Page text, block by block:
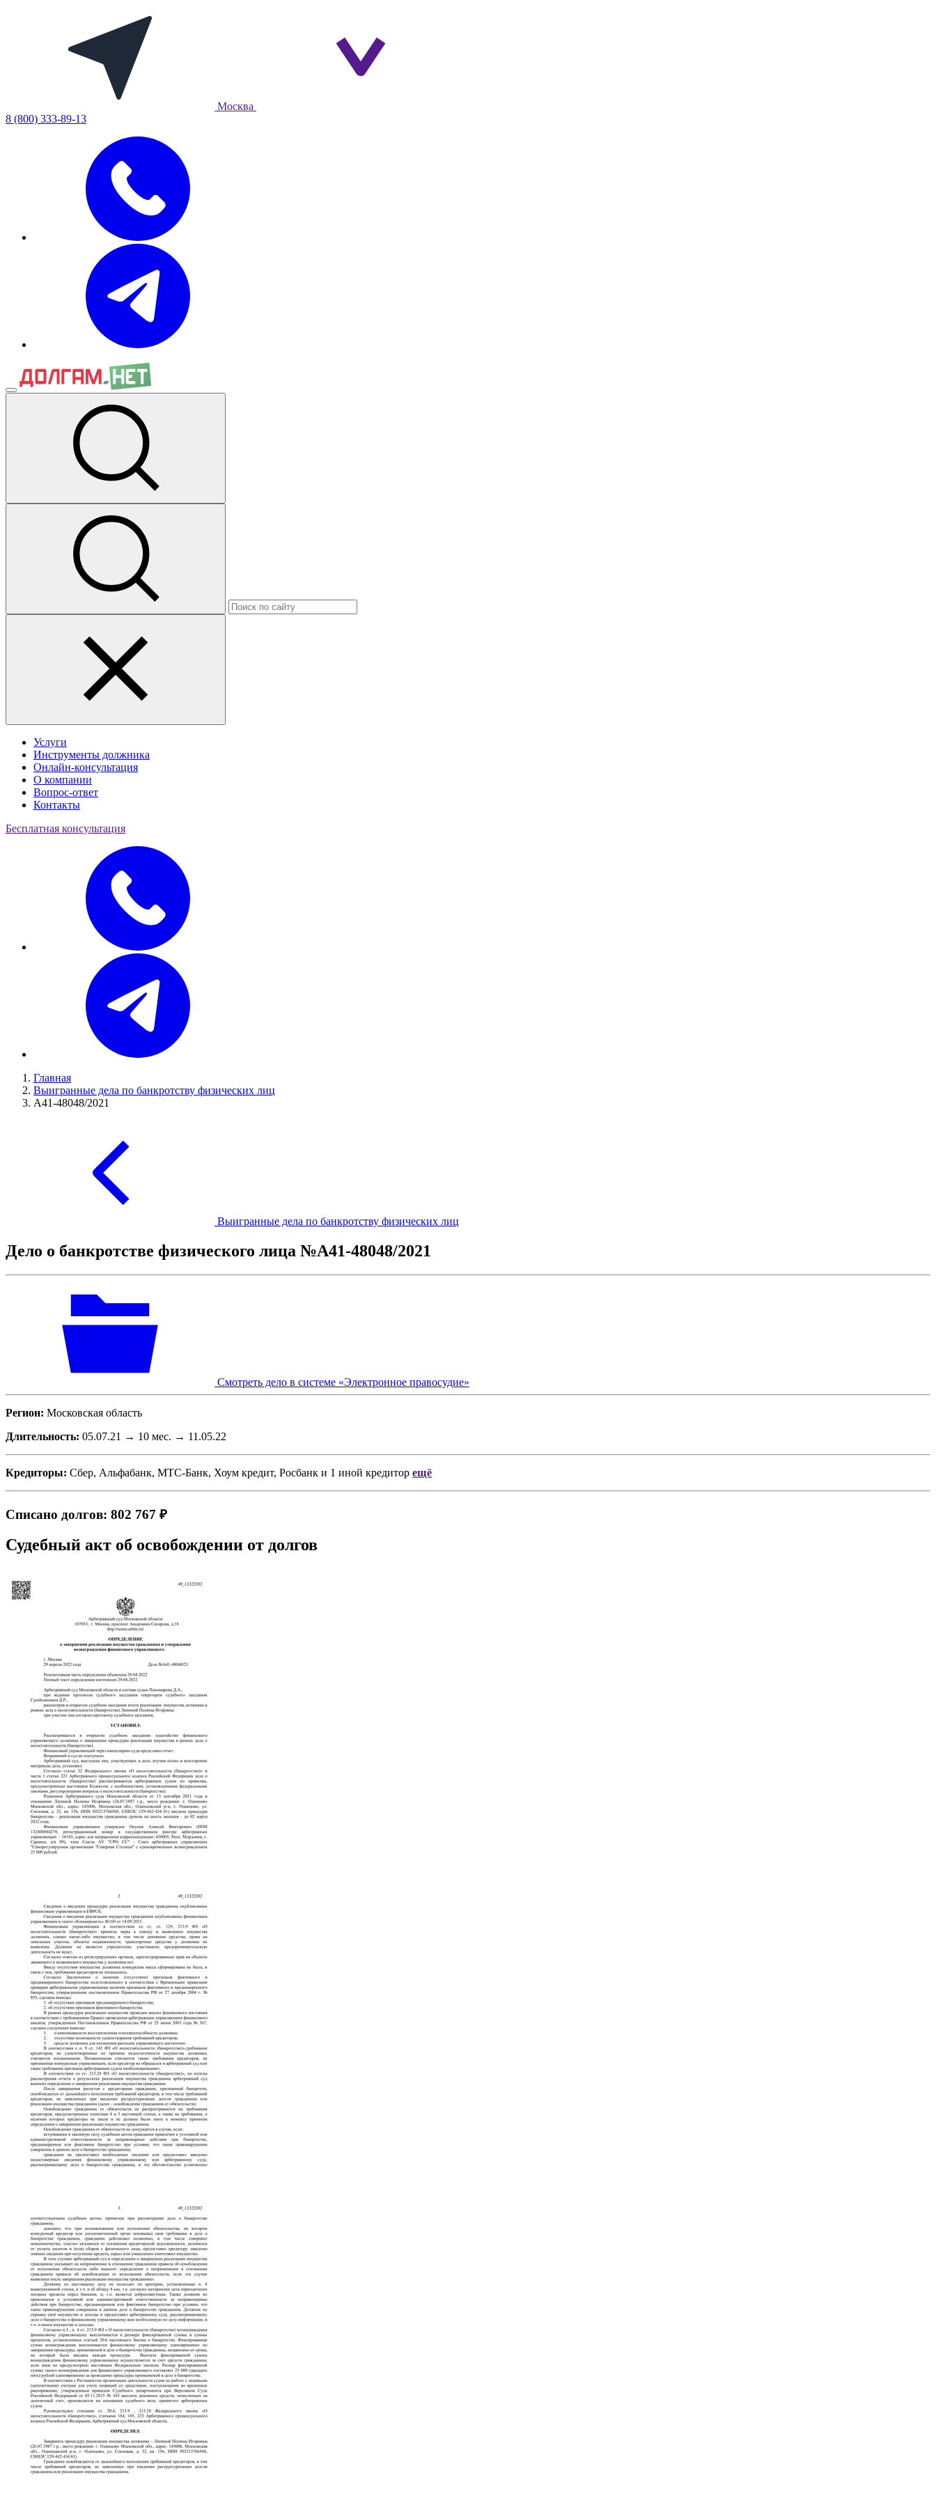
Москва
8 (800) 333-89-13
Услуги
Инструменты должника
Онлайн-консультация
О компании
Вопрос-ответ
Контакты
Бесплатная консультация
Главная
Выигранные дела по банкротству физических лиц
А41-48048/2021
Выигранные дела по банкротству физических лиц
Дело о банкротстве физического лица №А41-48048/2021
Смотреть дело в системе «Электронное правосудие»
Регион: Московская область
Длительность: 05.07.21 → 10 мес. → 11.05.22
Кредиторы: Сбер, Альфабанк, МТС-Банк, Хоум кредит, Росбанк и 1 иной кредитор ещё
Списано долгов: 802 767 ₽
Судебный акт об освобождении от долгов